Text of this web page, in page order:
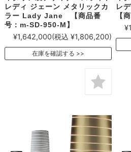
レディ ジェーン メタリックカ
ラー Lady Jane 【商品番
号：m-SD-950-M】
¥1,642,000(税込 ¥1,806,200)
在庫を確認する
レ
【